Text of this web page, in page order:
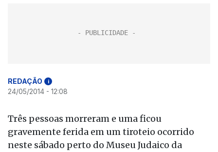
REDAÇÃO i
24/05/2014 - 12:08
Três pessoas morreram e uma ficou
gravemente ferida em um tiroteio ocorrido
neste sábado perto do Museu Judaico da